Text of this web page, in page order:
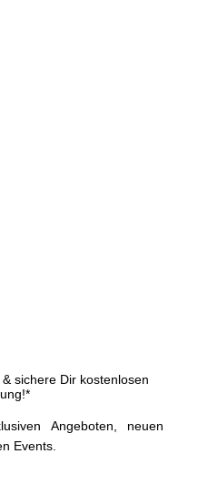
sichere Dir kostenlosen
Angeboten, neuen
Events.